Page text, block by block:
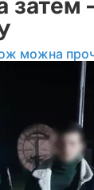
затем
можна